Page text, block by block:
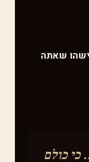
שאתה
כי כולם